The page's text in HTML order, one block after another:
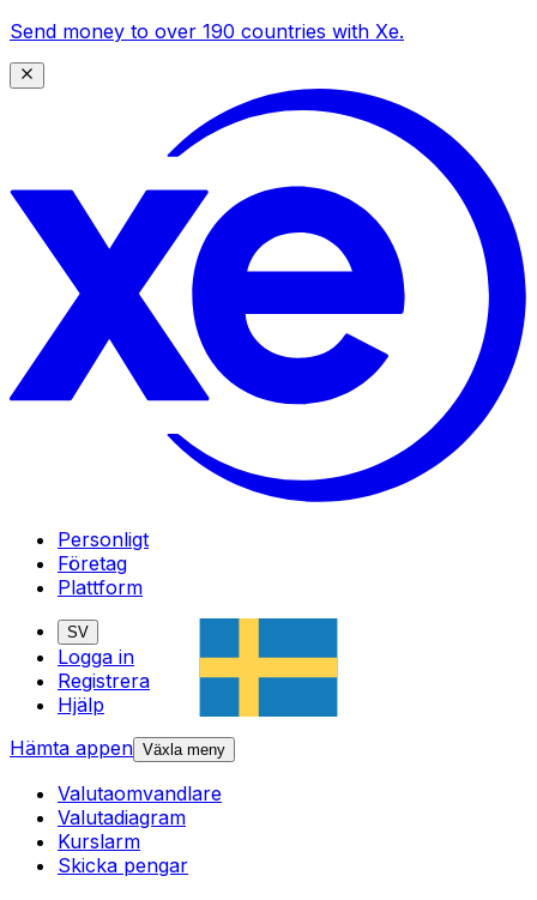
Send money to over 190 countries with Xe.
Personligt
Företag
Plattform
SV
Logga in
Registrera
Hjälp
Hämta appen Växla meny
Valutaomvandlare
Valutadiagram
Kurslarm
Skicka pengar